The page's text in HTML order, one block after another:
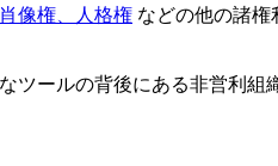
像権、人格権 などの他の諸権
ツールの背後にある非営利組